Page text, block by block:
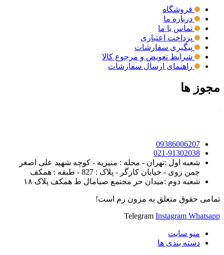
فروشگاه
درباره ما
تماس با ما
پرداخت اعتباری
پیگیری سفارشات
شرایط تعویض و مرجوع کالا
راهنمای ارسال سفارشات
مجوز ها
09386006207
021-91302038
شعبه اول :تهران - محله : منیریه - کوچه شهید علی اصغر
چمن روی - خیابان کارگر - پلاک : 827 - طبقه : همکف
شعبه دوم :میدان حر مجتمع صبامال ط همکف پلاک ۱۸
تمامی حقوق متعلق به مزون رم است!
Telegram Instagram Whatsapp
منو سایت
دسته بندی ها